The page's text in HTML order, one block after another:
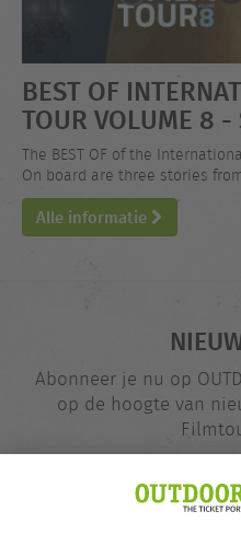
BEST OF
TOUR VOLUME 8 -
The BEST OF of the
On board are three stories
Alle informatie
Abonneer je nu op
op de hoogte van